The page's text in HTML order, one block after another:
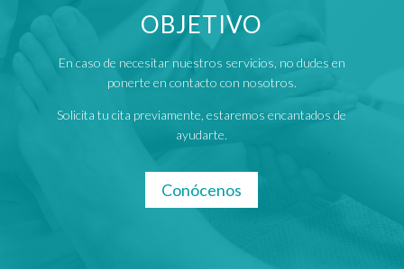
OBJETIVO
En caso de necesitar nuestros servicios, no dudes en
ponerte en contacto con nosotros.
Solicita tu cita previamente, estaremos encantados de
ayudarte.
Conócenos